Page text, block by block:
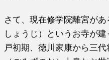
さて、現在修学院離宮が
しょうじ）というお寺が
戸初期、徳川家康から三